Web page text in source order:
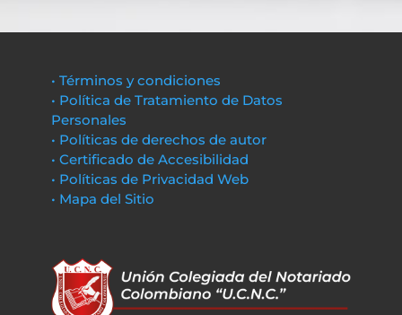
• Términos y condiciones
• Política de Tratamiento de Datos
Personales
• Políticas de derechos de autor
• Certificado de Accesibilidad
• Políticas de Privacidad Web
• Mapa del Sitio